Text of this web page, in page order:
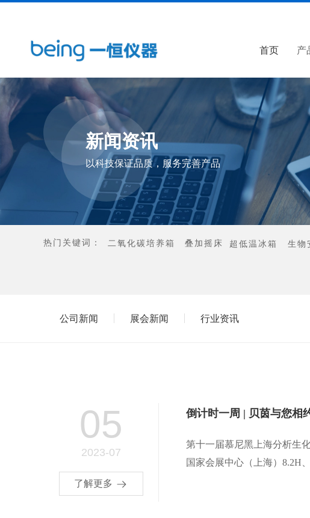
首页 产
新闻资讯
以科技保证品质，服务完善产品
热门关键词： 二氧化碳培养箱 叠加摇床 超低温冰箱 生物
公司新闻 展会新闻 行业资讯
05
2023-07
了解更多
倒计时一周 | 贝茵与您相
第十一届慕尼黑上海分析生
国家会展中心（上海）8.2H